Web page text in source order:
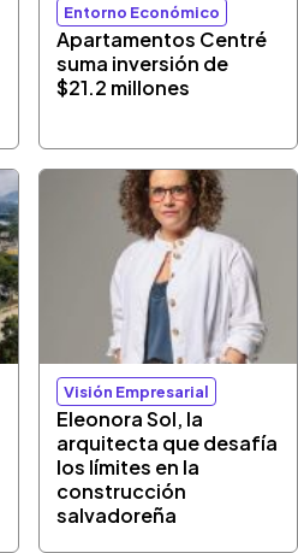
Entorno Económico
Apartamentos Centré
suma inversión de
$21.2 millones
Visión Empresarial
Eleonora Sol, la
arquitecta que desafía
los límites en la
construcción
salvadoreña